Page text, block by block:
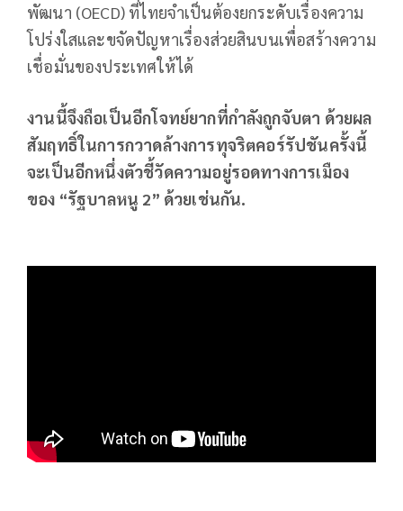
พัฒนา (OECD) ที่ไทยจำเป็นต้องยกระดับเรื่องความ
โปร่งใสและขจัดปัญหาเรื่องส่วยสินบนเพื่อสร้างความ
เชื่อมั่นของประเทศให้ได้
งานนี้จึงถือเป็นอีกโจทย์ยากที่กำลังถูกจับตา ด้วยผล
สัมฤทธิ์ในการกวาดล้างการทุจริตคอร์รัปชันครั้งนี้
จะเป็นอีกหนึ่งตัวชี้วัดความอยู่รอดทางการเมือง
ของ “รัฐบาลหนู 2” ด้วยเช่นกัน.